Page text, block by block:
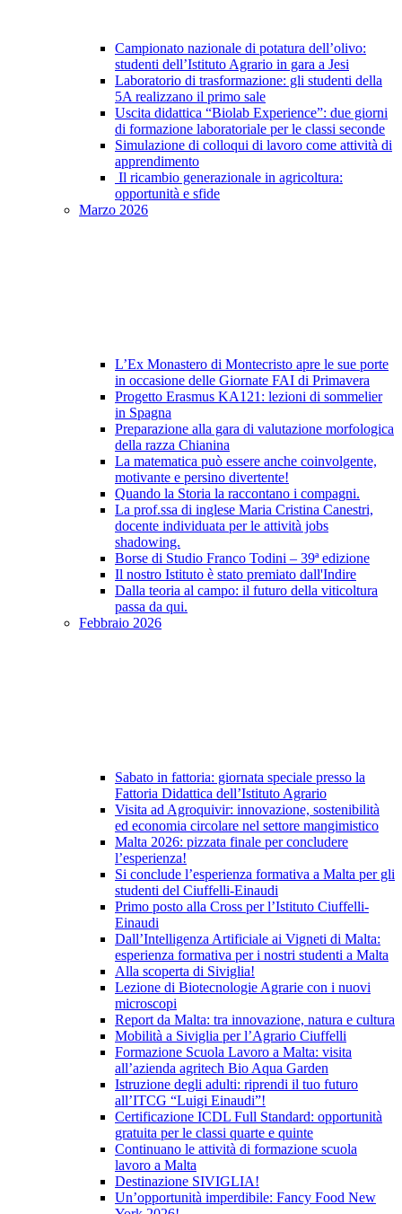
Campionato nazionale di potatura dell’olivo:
studenti dell’Istituto Agrario in gara a Jesi
Laboratorio di trasformazione: gli studenti della
5A realizzano il primo sale
Uscita didattica “Biolab Experience”: due giorni
di formazione laboratoriale per le classi seconde
Simulazione di colloqui di lavoro come attività di
apprendimento
Il ricambio generazionale in agricoltura:
opportunità e sfide
Marzo 2026
L’Ex Monastero di Montecristo apre le sue porte
in occasione delle Giornate FAI di Primavera
Progetto Erasmus KA121: lezioni di sommelier
in Spagna
Preparazione alla gara di valutazione morfologica
della razza Chianina
La matematica può essere anche coinvolgente,
motivante e persino divertente!
Quando la Storia la raccontano i compagni.
La prof.ssa di inglese Maria Cristina Canestri,
docente individuata per le attività jobs
shadowing.
Borse di Studio Franco Todini – 39ª edizione
Il nostro Istituto è stato premiato dall'Indire
Dalla teoria al campo: il futuro della viticoltura
passa da qui.
Febbraio 2026
Sabato in fattoria: giornata speciale presso la
Fattoria Didattica dell’Istituto Agrario
Visita ad Agroquivir: innovazione, sostenibilità
ed economia circolare nel settore mangimistico
Malta 2026: pizzata finale per concludere
l’esperienza!
Si conclude l’esperienza formativa a Malta per gli
studenti del Ciuffelli-Einaudi
Primo posto alla Cross per l’Istituto Ciuffelli-
Einaudi
Dall’Intelligenza Artificiale ai Vigneti di Malta:
esperienza formativa per i nostri studenti a Malta
Alla scoperta di Siviglia!
Lezione di Biotecnologie Agrarie con i nuovi
microscopi
Report da Malta: tra innovazione, natura e cultura
Mobilità a Siviglia per l’Agrario Ciuffelli
Formazione Scuola Lavoro a Malta: visita
all’azienda agritech Bio Aqua Garden
Istruzione degli adulti: riprendi il tuo futuro
all’ITCG “Luigi Einaudi”!
Certificazione ICDL Full Standard: opportunità
gratuita per le classi quarte e quinte
Continuano le attività di formazione scuola
lavoro a Malta
Destinazione SIVIGLIA!
Un’opportunità imperdibile: Fancy Food New